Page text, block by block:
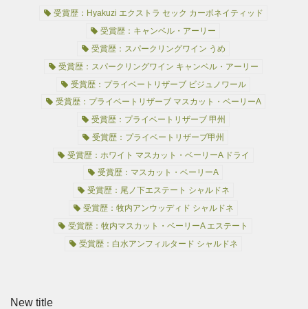
受賞歴：Hyakuzi エクストラ セック カーボネイティッド
受賞歴：キャンベル・アーリー
受賞歴：スパークリングワイン うめ
受賞歴：スパークリングワイン キャンベル・アーリー
受賞歴：プライベートリザーブ ビジュノワール
受賞歴：プライベートリザーブ マスカット・ベーリーA
受賞歴：プライベートリザーブ 甲州
受賞歴：プライベートリザーブ甲州
受賞歴：ホワイト マスカット・ベーリーA ドライ
受賞歴：マスカット・ベーリーA
受賞歴：尾ノ下エステート シャルドネ
受賞歴：牧内アンウッディド シャルドネ
受賞歴：牧内マスカット・ベーリーA エステート
受賞歴：白水アンフィルタード シャルドネ
New title